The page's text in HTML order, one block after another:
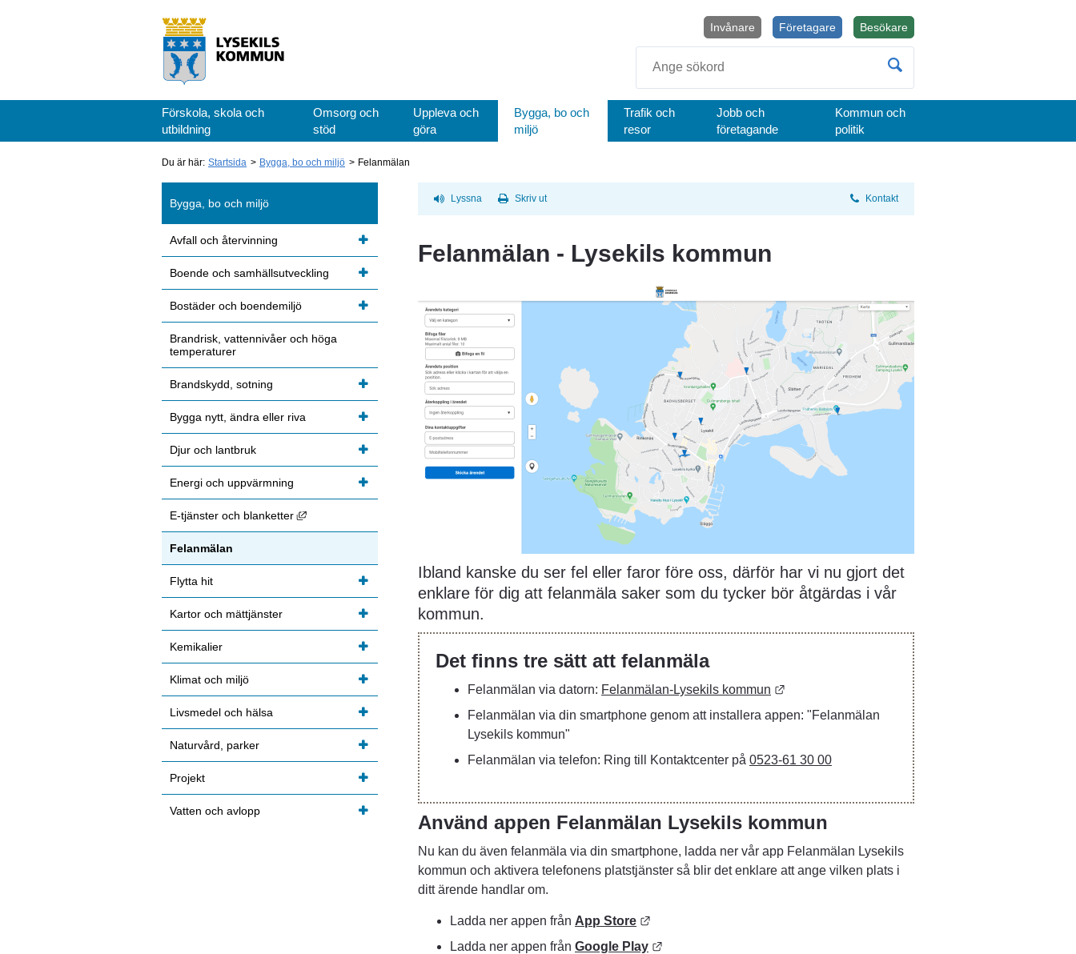
BesökareÖppnas i nytt fönster.
Företagare
Invånare
Förskola, skola och
utbildning
Omsorg och
stöd
Uppleva och
göra
Bygga, bo och
miljö
Trafik och
resor
Jobb och
företagande
Kommun och
politik
Du är här: Startsida Bygga, bo och miljö Felanmälan
Lyssna Skriv ut Kontakt
Felanmälan - Lysekils kommun
Ibland kanske du ser fel eller faror före oss, därför har vi nu gjort det
enklare för dig att felanmäla saker som du tycker bör åtgärdas i vår
kommun.
Det finns tre sätt att felanmäla
Felanmälan via datorn: Felanmälan-Lysekils kommun
Länk till annan webbplats.
Felanmälan via din smartphone genom att installera appen: "Felanmälan
Lysekils kommun"
Felanmälan via telefon: Ring till Kontaktcenter på 0523-61 30 00
Använd appen Felanmälan Lysekils kommun
Nu kan du även felanmäla via din smartphone, ladda ner vår app Felanmälan Lysekils
kommun och aktivera telefonens platstjänster så blir det enklare att ange vilken plats i
ditt ärende handlar om.
Ladda ner appen från App Store
Ladda ner appen från Google Play
Bygga, bo och miljö
Avfall och återvinning
Boende och samhällsutveckling
Bostäder och boendemiljö
Brandrisk, vattennivåer och höga
temperaturer
Brandskydd, sotning
Bygga nytt, ändra eller riva
Djur och lantbruk
Energi och uppvärmning
E-tjänster och blanketter Länk till annan webbplats, öppnas i nytt fönster.
Felanmälan
Flytta hit
Kartor och mättjänster
Kemikalier
Klimat och miljö
Livsmedel och hälsa
Naturvård, parker
Projekt
Vatten och avlopp